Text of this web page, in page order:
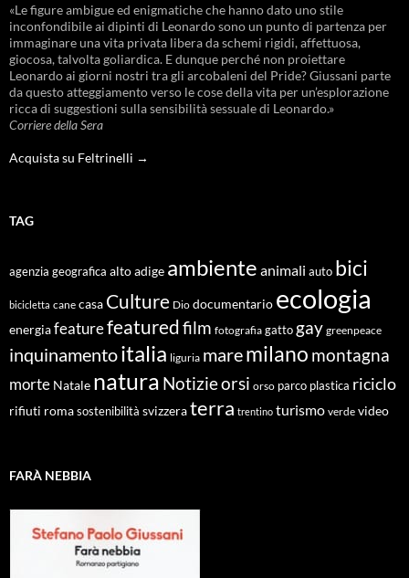
«Le figure ambigue ed enigmatiche che hanno dato uno stile
inconfondibile ai dipinti di Leonardo sono un punto di partenza per
immaginare una vita privata libera da schemi rigidi, affettuosa,
giocosa, talvolta goliardica. E dunque perché non proiettare
Leonardo ai giorni nostri tra gli arcobaleni del Pride? Giussani parte
da questo atteggiamento verso le cose della vita per un’esplorazione
ricca di suggestioni sulla sensibilità sessuale di Leonardo.»
Corriere della Sera
Acquista su Feltrinelli →
TAG
agenzia geografica alto adige ambiente animali auto bici
bicicletta cane casa Culture Dio documentario ecologia
energiafeaturefeaturedfilm fotografia gatto gay greenpeace
inquinamentoitalia liguria maremilano montagna
morte Natale natura Notizieorsi orso parco plastica riciclo
rifiuti roma sostenibilità svizzeraterra trentino turismo verde video
FARÀ NEBBIA